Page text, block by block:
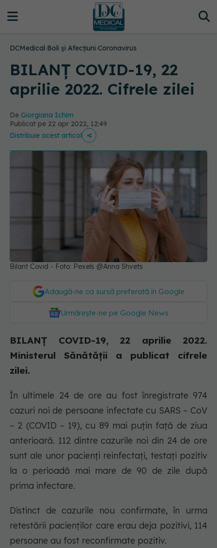
DCMedical›Boli și Afecțiuni›Coronavirus
BILANȚ COVID-19, 22
aprilie 2022. Cifrele zilei
De Giorgiana Ichim
Publicat pe 22 apr 2022, 12:49
Distribuie acest articol
Bilant Covid - Foto: Pexels @Anna Shvets
Adaugă-ne ca sursă preferată în Google
Urmărește-ne pe Google News
BILANȚ COVID-19, 22 aprilie 2022.
Ministerul Sănătății a publicat cifrele
zilei.
În ultimele 24 de ore au fost înregistrate 974
cazuri noi de persoane infectate cu SARS – CoV
– 2 (COVID – 19), cu 89 mai puțin față de ziua
anterioară. 112 dintre cazurile noi din 24 de ore
sunt ale unor pacienți reinfectați, testați pozitiv
la o perioadă mai mare de 90 de zile după
prima infectare.
Distinct de cazurile nou confirmate, în urma
retestării pacienților care erau deja pozitivi, 114
persoane au fost reconfirmate pozitiv.